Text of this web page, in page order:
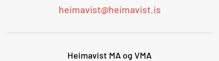
heimavist@heimavist.is
Heimavist MA og VMA